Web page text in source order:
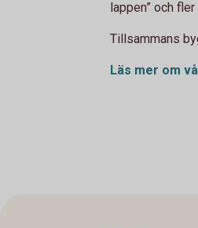
lappen” och
Tillsammans
Läs mer om